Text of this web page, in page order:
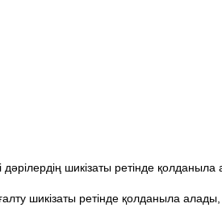
дәрілердің шикізаты ретінде
шикізаты ретінде қолданыла